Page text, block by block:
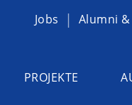
Jobs Alumni
PROJEKTE